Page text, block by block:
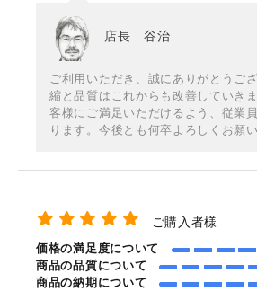
店長 谷治
ご利用いただき、誠にありがとうご
縮と品質はこれからも改善していき
客様にご満足いただけるよう、従業
ります。今後とも何卒よろしくお願
ご購入者様
価格の満足度について
商品の品質について
商品の納期について